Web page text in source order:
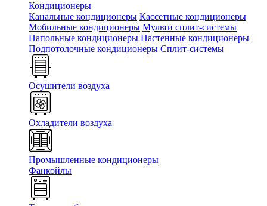
Кондиционеры
Канальные кондиционеры Кассетные кондиционеры
Мобильные кондиционеры Мульти сплит-системы
Напольные кондиционеры Настенные кондиционеры
Подпотолочные кондиционеры Сплит-системы
Осушители воздуха
Охладители воздуха
Промышленные кондиционеры
Фанкойлы